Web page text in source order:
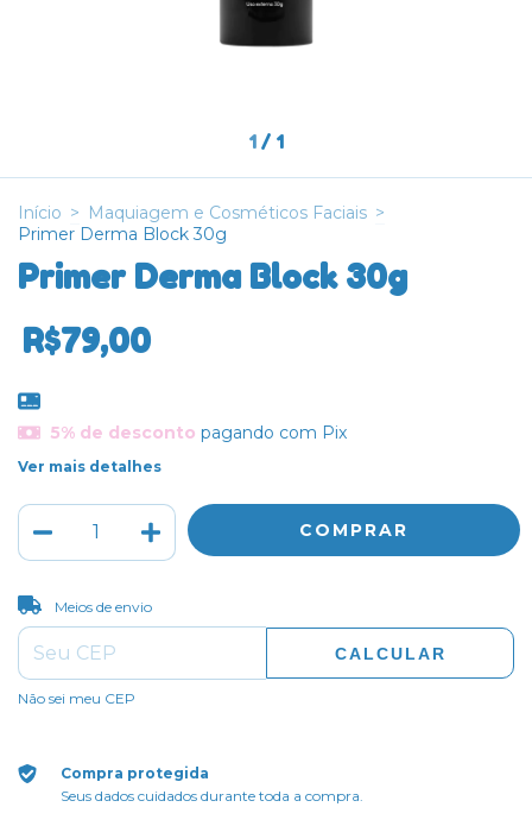
1 / 1
Início > Maquiagem e Cosméticos Faciais >
Primer Derma Block 30g
Primer Derma Block 30g
R$79,00
5% de desconto pagando com Pix
Ver mais detalhes
Entregas para o CEP:
Meios de envio
CALCULAR
Não sei meu CEP
Compra protegida
Seus dados cuidados durante toda a compra.